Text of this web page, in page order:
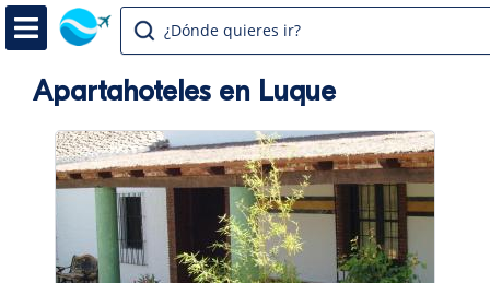
¿Dónde quieres ir?
Apartahoteles en Luque